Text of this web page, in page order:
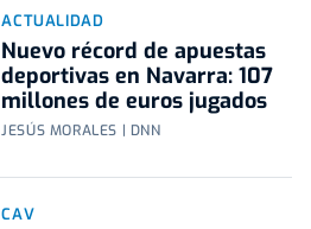
ACTUALIDAD
Nuevo récord de apuestas
deportivas en Navarra: 107
millones de euros jugados
JESÚS MORALES | DNN
CAV